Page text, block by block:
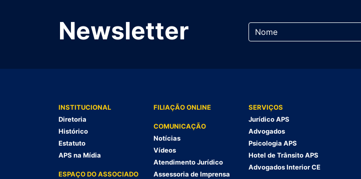
Newsletter
INSTITUCIONAL
Diretoria
Histórico
Estatuto
APS na Mídia
ESPAÇO DO ASSOCIADO
FILIAÇÃO ONLINE
COMUNICAÇÃO
Notícias
Vídeos
Atendimento Jurídico
Assessoria de Imprensa
SERVIÇOS
Jurídico APS
Advogados
Psicologia APS
Hotel de Trânsito APS
Advogados Interior CE